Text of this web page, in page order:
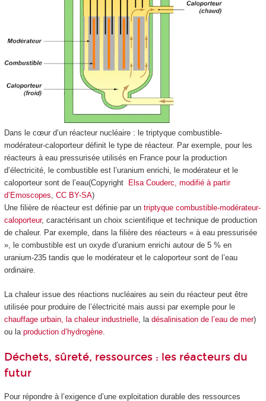
Dans le cœur d’un réacteur nucléaire : le triptyque combustible-
modérateur-caloporteur définit le type de réacteur. Par exemple, pour les
réacteurs à eau pressurisée utilisés en France pour la production
d’électricité, le combustible est l’uranium enrichi, le modérateur et le
caloporteur sont de l’eau(Copyright
Elsa Couderc, modifié à partir
d’Emoscopes, CC BY-SA)
Une filière de réacteur est définie par un triptyque combustible-modérateur-
caloporteur, caractérisant un choix scientifique et technique de production
de chaleur. Par exemple, dans la filière des réacteurs « à eau pressurisée
», le combustible est un oxyde d’uranium enrichi autour de 5 % en
uranium-235 tandis que le modérateur et le caloporteur sont de l’eau
ordinaire.
La chaleur issue des réactions nucléaires au sein du réacteur peut être
utilisée pour produire de l’électricité mais aussi par exemple pour le
chauffage urbain, la chaleur industrielle, la désalinisation de l’eau de mer)
ou la production d’hydrogène.
Déchets, sûreté, ressources : les réacteurs du
futur
Pour répondre à l’exigence d’une exploitation durable des ressources